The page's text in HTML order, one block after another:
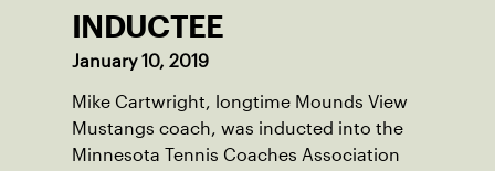
INDUCTEE
January 10, 2019
Mike Cartwright, longtime Mounds View
Mustangs coach, was inducted into the
Minnesota Tennis Coaches Association